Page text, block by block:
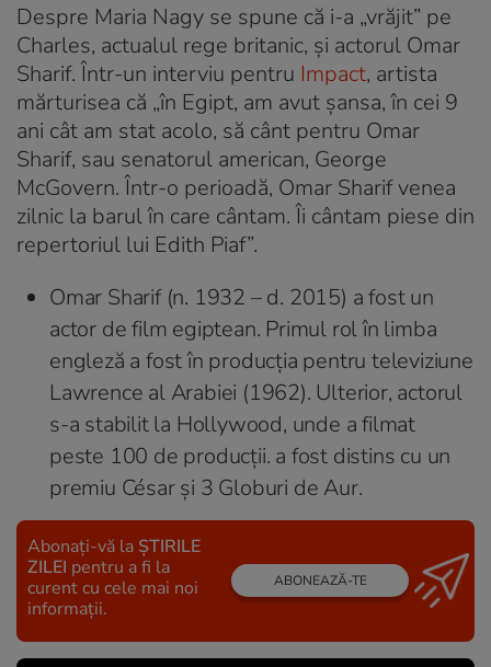
Despre Maria Nagy se spune că i-a „vrăjit” pe
Charles, actualul rege britanic, și actorul Omar
Sharif. Într-un interviu pentru Impact, artista
mărturisea că „în Egipt, am avut șansa, în cei 9
ani cât am stat acolo, să cânt pentru Omar
Sharif, sau senatorul american, George
McGovern. Într-o perioadă, Omar Sharif venea
zilnic la barul în care cântam. Îi cântam piese din
repertoriul lui Edith Piaf”.
Omar Sharif (n. 1932 – d. 2015) a fost un
actor de film egiptean. Primul rol în limba
engleză a fost în producția pentru televiziune
Lawrence al Arabiei (1962). Ulterior, actorul
s-a stabilit la Hollywood, unde a filmat
peste 100 de producții. a fost distins cu un
premiu César și 3 Globuri de Aur.
Abonați-vă la ȘTIRILE
ZILEI pentru a fi la
curent cu cele mai noi
informații.
ABONEAZĂ-TE